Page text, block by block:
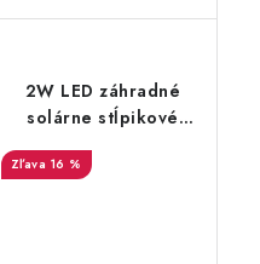
2W LED záhradné
solárne stĺpikové
- 110lm - čierne
16 %